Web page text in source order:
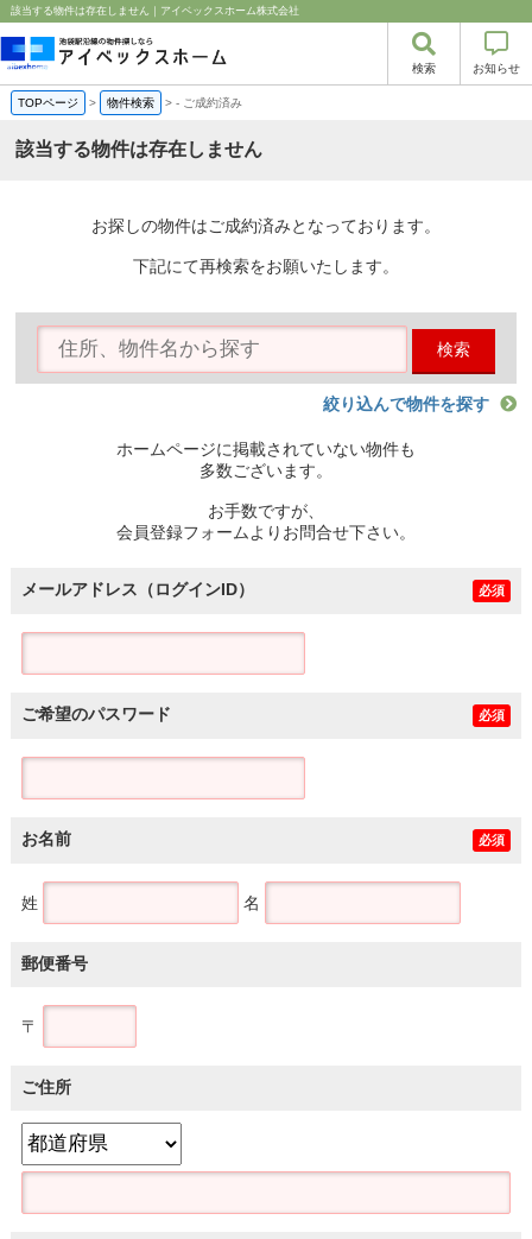
該当する物件は存在しません｜アイベックスホーム株式会社
検索 お知らせ
TOPページ > 物件検索 >- ご成約済み
該当する物件は存在しません
お探しの物件はご成約済みとなっております。
下記にて再検索をお願いたします。
検索
絞り込んで物件を探す
ホームページに掲載されていない物件も
多数ございます。
お手数ですが、
会員登録フォームよりお問合せ下さい。
メールアドレス（ログインID） 必須
ご希望のパスワード 必須
お名前 必須
姓 名
郵便番号
〒
ご住所